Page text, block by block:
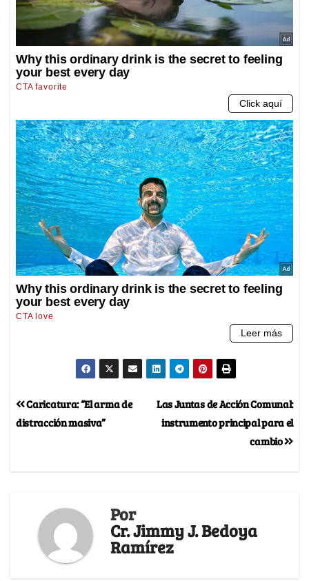
Las Juntas de Acción Comunal:
instrumento principal para el
cambio
Caricatura: “El arma de
distracción masiva”
Por
Cr. Jimmy J. Bedoya
Ramírez